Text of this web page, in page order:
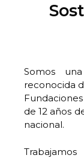
Somos
reconocida
de 12 años
nacional.